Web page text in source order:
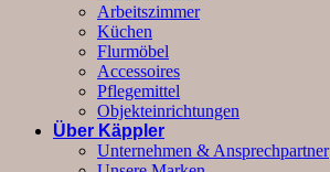
Arbeitszimmer
Küchen
Flurmöbel
Accessoires
Pflegemittel
Objekteinrichtungen
Über Käppler
Unternehmen & Ansprechpartner